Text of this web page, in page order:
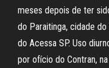
meses depois de ter
do Paraitinga, cidade do
do Acessa SP. Uso
por ofício do Contran,